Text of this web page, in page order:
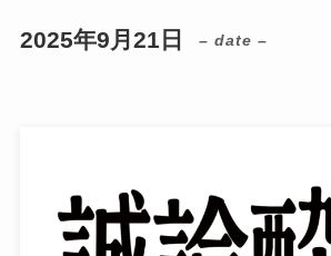
2025年9月21日 – date –